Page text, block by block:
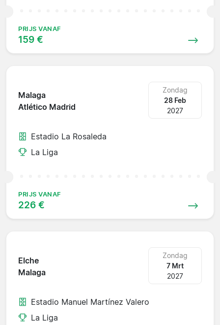
PRIJS VANAF
159 €
Malaga
Atlético Madrid
Zondag
28 Feb
2027
Estadio La Rosaleda
La Liga
PRIJS VANAF
226 €
Elche
Malaga
Zondag
7 Mrt
2027
Estadio Manuel Martínez Valero
La Liga